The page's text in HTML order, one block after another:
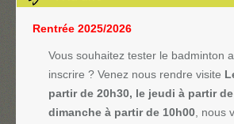
Rentrée 2025/2026
Vous souhaitez tester le badminton
inscrire ? Venez nous rendre visite
partir de 20h30, le jeudi à partir
dimanche à partir de 10h00 , nous